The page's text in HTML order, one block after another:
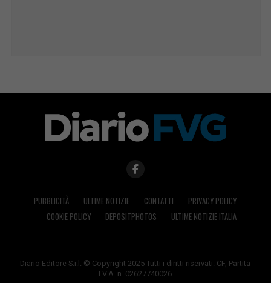
PUBBLICITÀ ULTIME NOTIZIE CONTATTI
PRIVACY POLICY
COOKIE POLICY
DEPOSITPHOTOS ULTIME NOTIZIE ITALIA
Diario Editore S.r.l. © Copyright 2025 Tutti i diritti riservati. CF, Partita
I.V.A. n. 02627740026